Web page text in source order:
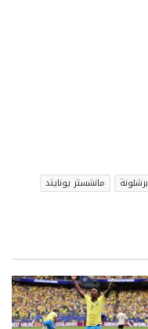
برشلونة مانشستر يونايتد